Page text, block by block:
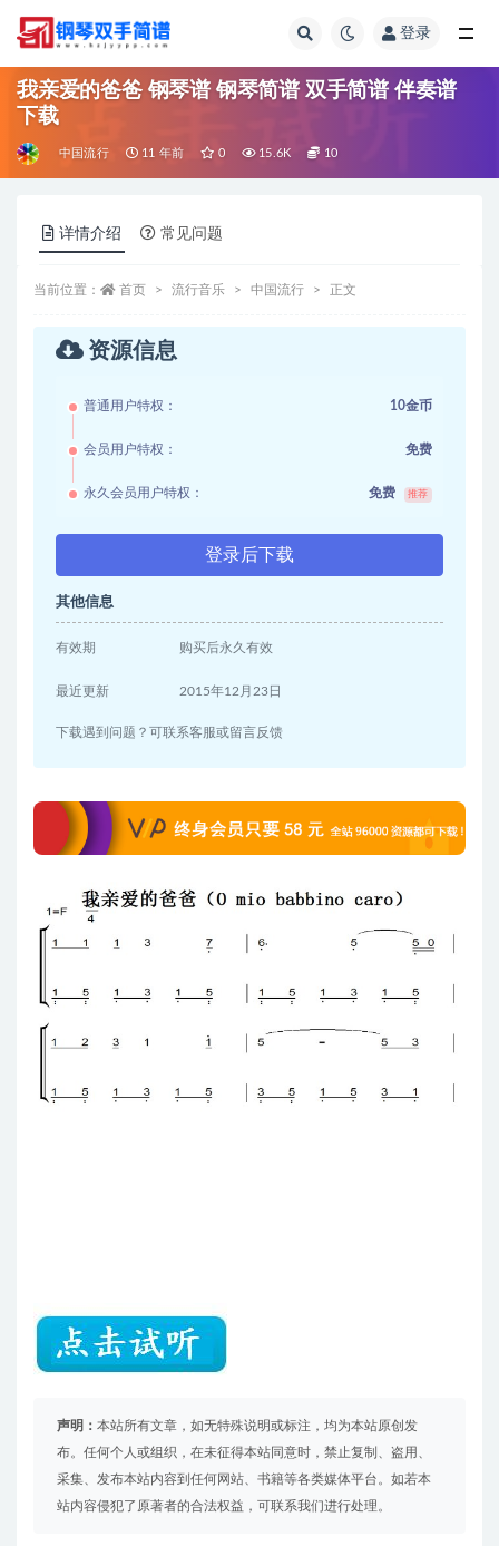
登录
我亲爱的爸爸 钢琴谱 钢琴简谱 双手简谱 伴奏谱
下载
中国流行 11 年前 0 15.6K 10
详情介绍 常见问题
当前位置： 首页 流行音乐 中国流行 正文
资源信息
普通用户特权： 10金币
会员用户特权： 免费
永久会员用户特权： 免费 推荐
登录后下载
其他信息
有效期 购买后永久有效
最近更新 2015年12月23日
下载遇到问题？可联系客服或留言反馈
声明： 本站所有文章，如无特殊说明或标注，均为本站原创发
布。任何个人或组织，在未征得本站同意时，禁止复制、盗用、
采集、发布本站内容到任何网站、书籍等各类媒体平台。如若本
站内容侵犯了原著者的合法权益，可联系我们进行处理。